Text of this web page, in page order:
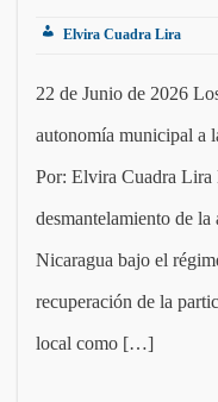
Elvira Cuadra Lira
22 de Junio de 2026
autonomía municipal a
Por: Elvira Cuadra Lira
desmantelamiento de
Nicaragua bajo el
recuperación de la
local como […]